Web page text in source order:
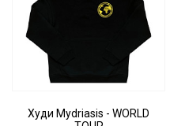
Худи Mydriasis - WORLD